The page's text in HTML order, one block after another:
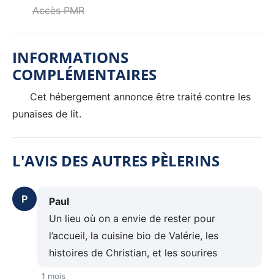
Accès PMR
INFORMATIONS
COMPLÉMENTAIRES
Cet hébergement annonce être traité contre les
punaises de lit.
L'AVIS DES AUTRES PÈLERINS
P
Paul
Un lieu où on a envie de rester pour
l’accueil, la cuisine bio de Valérie, les
histoires de Christian, et les sourires
1 mois